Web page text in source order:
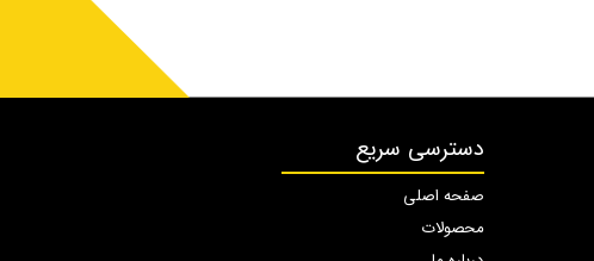
دسترسی سریع
صفحه اصلی
محصولات